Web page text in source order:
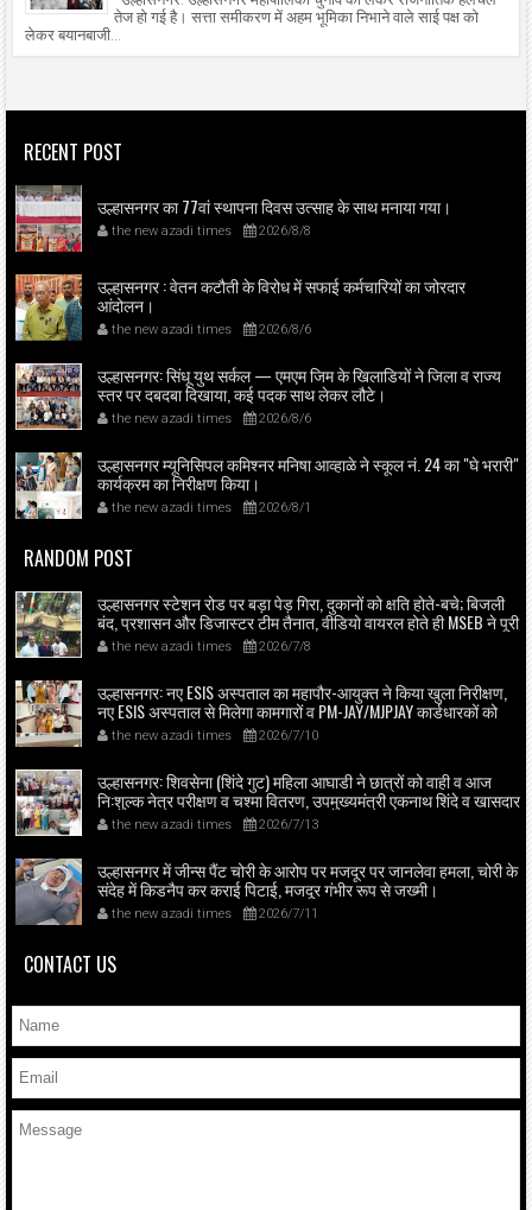
तेज हो गई है। सत्ता समीकरण में अहम भूमिका निभाने वाले साई पक्ष को
लेकर बयानबाजी...
RECENT POST
उल्हासनगर का 77वां स्थापना दिवस उत्साह के साथ मनाया गया।
the new azadi times 2026/8/8
उल्हासनगर : वेतन कटौती के विरोध में सफाई कर्मचारियों का जोरदार
आंदोलन।
the new azadi times 2026/8/6
उल्हासनगर: सिंधू युथ सर्कल — एमएम जिम के खिलाडियों ने जिला व राज्य
स्तर पर दबदबा दिखाया, कई पदक साथ लेकर लौटे।
the new azadi times 2026/8/6
उल्हासनगर म्यूनिसिपल कमिश्नर मनिषा आव्हाळे ने स्कूल नं. 24 का "घे भरारी"
कार्यक्रम का निरीक्षण किया।
the new azadi times 2026/8/1
RANDOM POST
उल्हासनगर स्टेशन रोड पर बड़ा पेड़ गिरा, दुकानों को क्षति होते-बचे; बिजली
बंद, प्रशासन और डिजास्टर टीम तैनात, वीडियो वायरल होते ही MSEB ने पूरी
एरिया की बिजली बंद की; समाजसेवक शिवाजी रगड़े की त्वरित मदद से
निकाला गया संकट।
the new azadi times 2026/7/8
उल्हासनगर: नए ESIS अस्पताल का महापौर-आयुक्त ने किया खुला निरीक्षण,
नए ESIS अस्पताल से मिलेगा कामगारों व PM-JAY/MJPJAY कार्डधारकों को
आधुनिक स्वास्थ्य सेवा।
the new azadi times 2026/7/10
उल्हासनगर: शिवसेना (शिंदे गुट) महिला आघाडी ने छात्रों को वाही व आज
नि:शुल्क नेत्र परीक्षण व चश्मा वितरण, उपमुख्यमंत्री एकनाथ शिंदे व खासदार
श्रीकांत शिंदे के मार्गदर्शन में महिला आघाड़ी शिवसेना (शिंदे गुट) का सामाजिक
कार्य, सरकारी व नागरिक प्रतिनिधियों की बड़ी उपस्थिति।
the new azadi times 2026/7/13
उल्हासनगर में जीन्स पैंट चोरी के आरोप पर मजदूर पर जानलेवा हमला, चोरी के
संदेह में किडनैप कर कराई पिटाई, मजदूर गंभीर रूप से जख्मी।
the new azadi times 2026/7/11
CONTACT US